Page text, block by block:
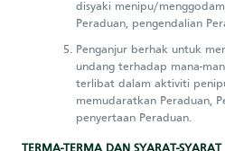
disyaki menipu/
Peraduan, pengendalian
Penganjur berhak untuk
undang terhadap mana-
terlibat dalam aktiviti
memudaratkan Peraduan,
penyertaan Peraduan.
TERMA-TERMA DAN SYARAT-